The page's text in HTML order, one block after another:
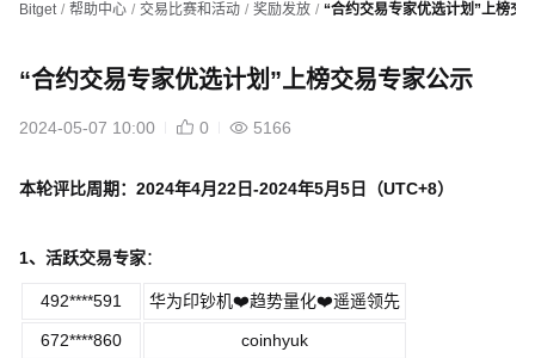
Bitget / 帮助中心 / 交易比赛和活动 / 奖励发放 / “合约交易专家优选计划”上榜交
“合约交易专家优选计划”上榜交易专家公示
2024-05-07 10:00 0 5166
本轮评比周期： 2024年4月22 日-2024年5月5 日（UTC+8）
1、活跃交易专家：
492****591 华为印钞机❤️趋势量化❤️遥遥领先
672****860 coinhyuk